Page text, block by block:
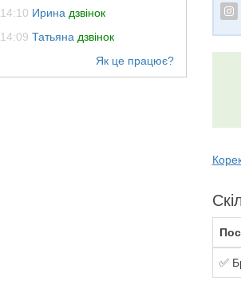
14:10 Ирина дзвінок
14:09 Татьяна дзвінок
✅